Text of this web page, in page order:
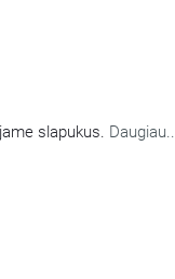
slapukus. Daugiau..